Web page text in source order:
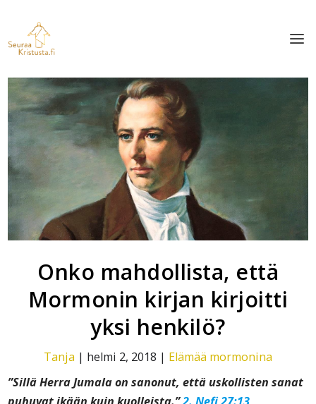
Onko mahdollista, että
Mormonin kirjan kirjoitti
yksi henkilö?
Tanja | helmi 2, 2018 | Elämää mormonina
”Sillä Herra Jumala on sanonut, että uskollisten sanat